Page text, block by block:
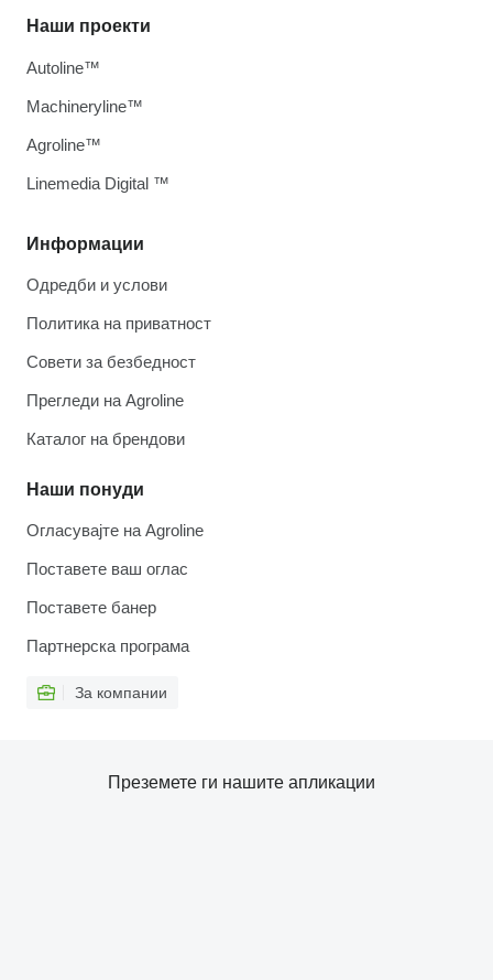
Информации
Одредби и услови
Политика на приватност
Совети за безбедност
Прегледи на Agroline
Каталог на брендови
Наши понуди
Огласувајте на Agroline
Поставете ваш оглас
Поставете банер
Партнерска програма
За компании
Наши проекти
Autoline™
Machineryline™
Agroline™
Linemedia Digital ™
Преземете ги нашите апликации